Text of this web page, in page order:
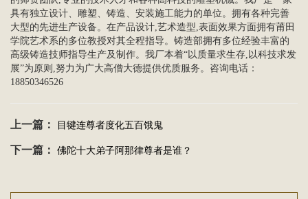
具有独立设计、雕塑、铸造、安装施工能力的单位。拥有各种完善
大型的先进生产设备。在产品设计,艺术造型,表面效果方面拥有莆田
学院艺术系的多位教授对其全程指导。铸造部拥有多位经验丰富的
高级铸造技师指导生产及制作。我厂本着“以质量求生存,以科技求发
展”为原则,努力为广大高僧大德提供优质服务。咨询电话：
18850346526
上一篇： 目犍连尊者度化五百饿鬼
下一篇： 佛陀十大弟子阿那律尊者是谁？